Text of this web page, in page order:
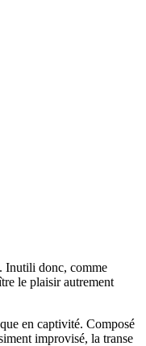
Inutili donc, comme
le plaisir autrement
en captivité. Composé
improvisé, la transe